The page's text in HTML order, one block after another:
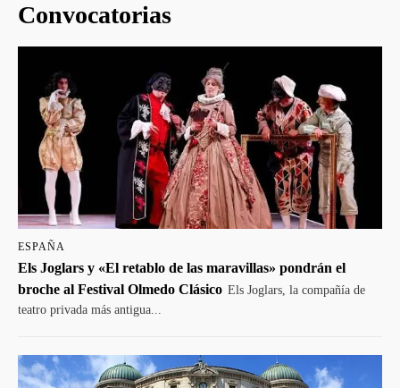
Convocatorias
ESPAÑA
Els Joglars y «El retablo de las maravillas» pondrán el
broche al Festival Olmedo Clásico Els Joglars, la compañía de
teatro privada más antigua...